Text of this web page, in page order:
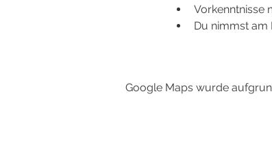
Vorkenntnisse
Du nimmst am
Google Maps wurde